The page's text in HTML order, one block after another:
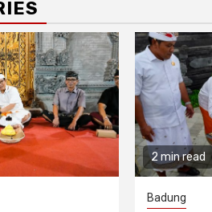
2 min read
Badung